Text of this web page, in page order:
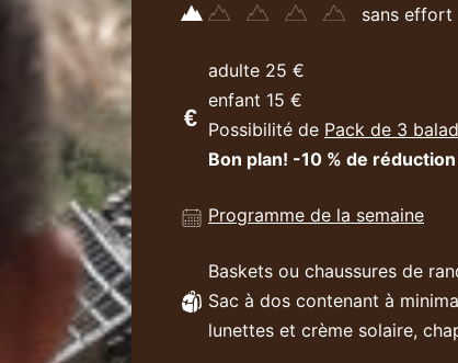
sans effort
adulte 25 €
enfant 15 €
Possibilité de Pack de 3
Bon plan! -10 % de
Programme de la semaine
Baskets ou chaussures de
Sac à dos contenant à
lunettes et crème solaire,